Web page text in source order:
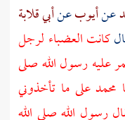
عنأيوبعنأبي قلابة
كانت العضباء لرجل
عليه رسول الله صلى
على ما تأخذوني
رسول الله صلى الله